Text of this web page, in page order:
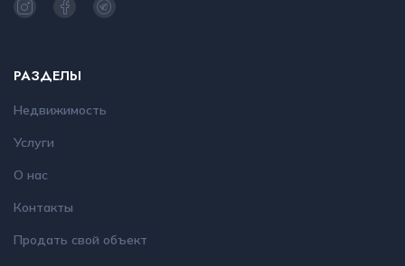
РАЗДЕЛЫ
Недвижимость
Услуги
О нас
Контакты
Продать свой объект